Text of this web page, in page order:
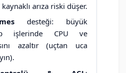
arıza riski düşer.
desteği: büyük
işlerinde CPU ve
azaltır (uçtan uca